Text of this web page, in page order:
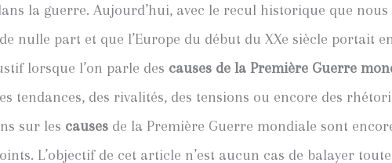
la guerre. Aujourd’hui, avec le recul historique que
nulle part et que l’Europe du début du XXe siècle portait
lorsque l’on parle des causes de la Première Guerre
tendances, des rivalités, des tensions ou encore des
sur les causes de la Première Guerre mondiale sont
L’objectif de cet article n’est aucun cas de balayer